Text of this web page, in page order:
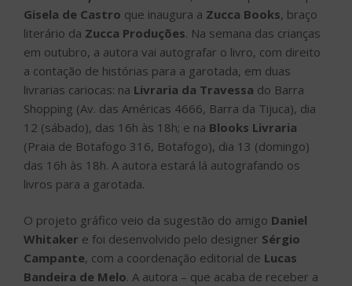
Gisela de Castro que inaugura a Zucca Books, braço
literário da Zucca Produções. Na semana das crianças
em outubro, a autora vai autografar o livro, com direito
a contação de histórias para a garotada, em duas
livrarias cariocas: na Livraria da Travessa do Barra
Shopping (Av. das Américas 4666, Barra da Tijuca), dia
12 (sábado), das 16h às 18h; e na Blooks Livraria
(Praia de Botafogo 316, Botafogo), dia 13 (domingo)
das 16h às 18h. A autora estará lá autografando os
livros para a garotada.
O projeto gráfico veio da sugestão do amigo Daniel
Whitaker e foi desenvolvido pelo designer Sérgio
Campante, com a coordenação editorial de Lucas
Bandeira de Melo. A autora – que acaba de receber a